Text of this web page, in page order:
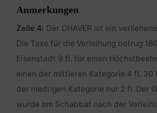
Anmerkungen
Zeile 4: Der CHAVER ist ein
Die Taxe für die Verleihung betrug
Eisenstadt 9 fl. für einen
einen der mittleren Kategorie 4 fl. 30
der niedrigen Kategorie nur 2 fl. Der
wurde am Schabbat nach der